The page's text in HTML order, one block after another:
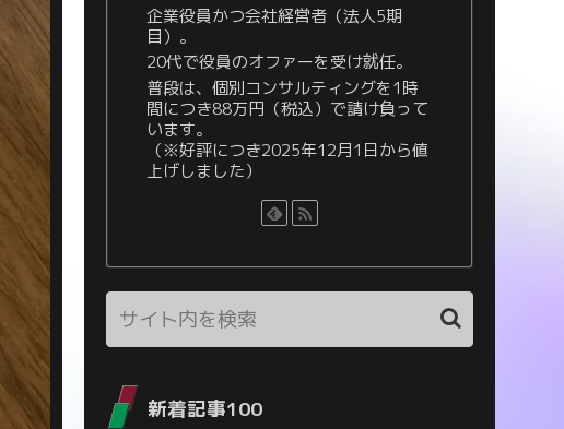
企業役員かつ会社経営者（法人5期
目）。
20代で役員のオファーを受け就任。
普段は、個別コンサルティングを1時
間につき88万円（税込）で請け負って
います。
（※好評につき2025年12月1日から値
上げしました）
新着記事100